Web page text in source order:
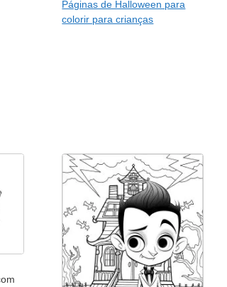
Páginas de Halloween para
colorir para crianças